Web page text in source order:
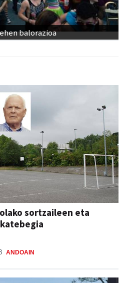
balorazioa
sortzaileen eta
ANDOAIN